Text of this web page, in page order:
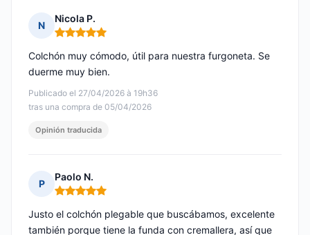
N
Nicola P.
Nota: 5 de 5
Publicado el 27/04/2026 à 19h36
tras una compra de 05/04/2026
Colchón muy cómodo, útil para nuestra furgoneta. Se
duerme muy bien.
Opinión traducida
P
Paolo N.
Nota: 5 de 5
Justo el colchón plegable que buscábamos, excelente
también porque tiene la funda con cremallera, así que